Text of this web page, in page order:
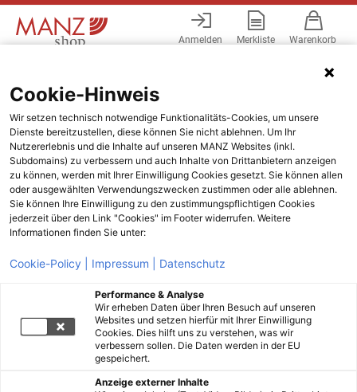
Anmelden Merkliste Warenkorb
Cookie-Hinweis
Wir setzen technisch notwendige Funktionalitäts-Cookies, um unsere
Dienste bereitzustellen, diese können Sie nicht ablehnen. Um Ihr
Nutzererlebnis und die Inhalte auf unseren MANZ Websites (inkl.
Subdomains) zu verbessern und auch Inhalte von Drittanbietern anzeigen
zu können, werden mit Ihrer Einwilligung Cookies gesetzt. Sie können allen
oder ausgewählten Verwendungszwecken zustimmen oder alle ablehnen.
Sie können Ihre Einwilligung zu den zustimmungspflichtigen Cookies
jederzeit über den Link "Cookies" im Footer widerrufen. Weitere
Informationen finden Sie unter:
Cookie-Policy | Impressum | Datenschutz
Performance & Analyse
Wir erheben Daten über Ihren Besuch auf unseren
Websites und setzen hierfür mit Ihrer Einwilligung
Cookies. Dies hilft uns zu verstehen, was wir
verbessern sollen. Die Daten werden in der EU
gespeichert.
Anzeige externer Inhalte